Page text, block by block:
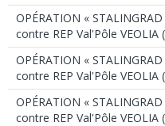
OPÉRATION «
contre REP Val'Pôle VEOLIA
OPÉRATION «
contre REP Val'Pôle VEOLIA
OPÉRATION «
contre REP Val'Pôle VEOLIA